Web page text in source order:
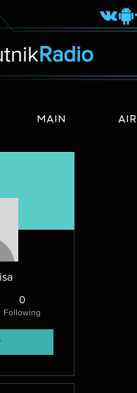
MAIN AIR
Radio
0
Following